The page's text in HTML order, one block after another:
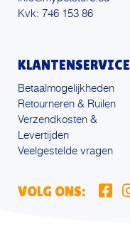
Kvk: 746 153 86
KLANTENSERVICE
Betaalmogelijkheden
Retourneren & Ruilen
Verzendkosten &
Levertijden
Veelgestelde vragen
VOLG ONS: